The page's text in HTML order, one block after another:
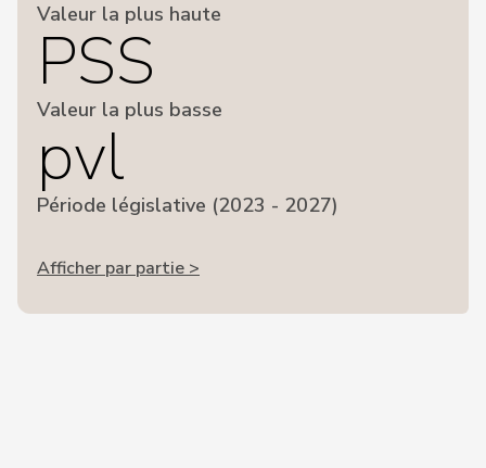
Valeur la plus haute
PSS
Valeur la plus basse
pvl
Période législative (2023 - 2027)
Afficher par partie >